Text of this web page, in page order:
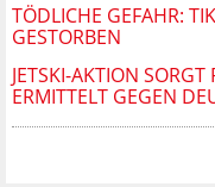
TÖDLICHE GEFAHR:
GESTORBEN
JETSKI-AKTION
ERMITTELT GEGEN